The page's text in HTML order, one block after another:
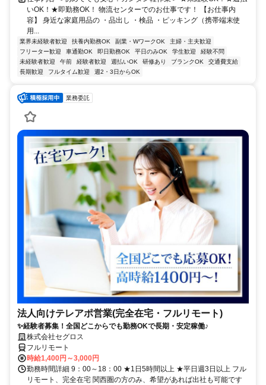
いOK！★即勤務OK！ 物流センターでのお仕事です！ 【お仕事内
容】 身近な家庭用品の ・品出し ・検品 ・ピッキング（携帯端末使
用...
業界未経験者歓迎 扶養内勤務OK 副業・WワークOK
主婦・主夫歓迎
フリーター歓迎
車通勤OK 即日勤務OK 平日のみOK 学生歓迎
経験不問
未経験者歓迎
午前 経験者歓迎 週払いOK 研修あり ブランクOK
交通費支給
長期歓迎
フルタイム歓迎 週2・3日からOK
業務委託
法人向けテレアポ営業(完全在宅・フルリモート)
✨経験者募集！全国どこからでも勤務OKで長期・安定稼働♪
株式会社セグロス
フルリモート
時給1,400円～3,000円
勤務時間詳細 9：00～18：00 ★1日5時間以上 ★平日週3日以上 フル
リモート、完全在宅 関西圏の方のみ、希望があれば出社も可能です